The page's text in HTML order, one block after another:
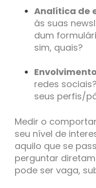
Analítica de
às suas
dum
sim, quais?
redes
seus perfis/
Medir o
seu nível de
aquilo que se
perguntar
pode ser vaga,